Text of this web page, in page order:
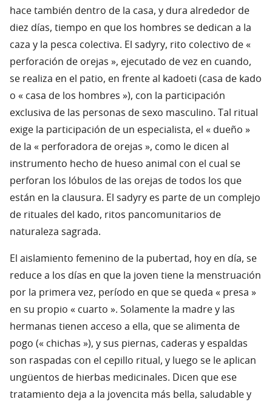
hace también dentro de la casa, y dura alrededor de
diez días, tiempo en que los hombres se dedican a la
caza y la pesca colectiva. El sadyry, rito colectivo de «
perforación de orejas », ejecutado de vez en cuando,
se realiza en el patio, en frente al kadoeti (casa de kado
o « casa de los hombres »), con la participación
exclusiva de las personas de sexo masculino. Tal ritual
exige la participación de un especialista, el « dueño »
de la « perforadora de orejas », como le dicen al
instrumento hecho de hueso animal con el cual se
perforan los lóbulos de las orejas de todos los que
están en la clausura. El sadyry es parte de un complejo
de rituales del kado, ritos pancomunitarios de
naturaleza sagrada.
El aislamiento femenino de la pubertad, hoy en día, se
reduce a los días en que la joven tiene la menstruación
por la primera vez, período en que se queda « presa »
en su propio « cuarto ». Solamente la madre y las
hermanas tienen acceso a ella, que se alimenta de
pogo (« chichas »), y sus piernas, caderas y espaldas
son raspadas con el cepillo ritual, y luego se le aplican
ungüentos de hierbas medicinales. Dicen que ese
tratamiento deja a la jovencita más bella, saludable y